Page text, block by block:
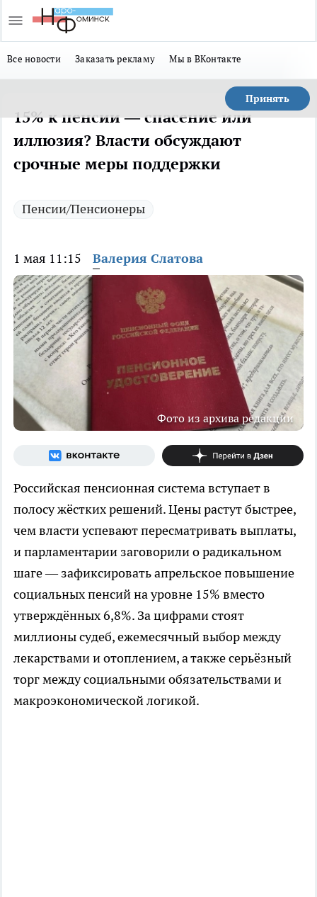
Все новости Заказать рекламу Мы в ВКонтакте
Принять
15% к пенсии — спасение или
иллюзия? Власти обсуждают
срочные меры поддержки
Пенсии/Пенсионеры
1 мая 11:15 Валерия Слатова
Фото из архива редакции
Российская пенсионная система вступает в
полосу жёстких решений. Цены растут быстрее,
чем власти успевают пересматривать выплаты,
и парламентарии заговорили о радикальном
шаге — зафиксировать апрельское повышение
социальных пенсий на уровне 15% вместо
утверждённых 6,8%. За цифрами стоят
миллионы судеб, ежемесячный выбор между
лекарствами и отоплением, а также серьёзный
торг между социальными обязательствами и
макроэкономической логикой.